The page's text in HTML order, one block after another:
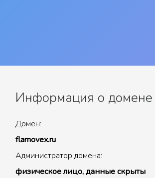
Информация о домене
Домен:
flarnovex.ru
Администратор домена:
физическое лицо, данные скрыты